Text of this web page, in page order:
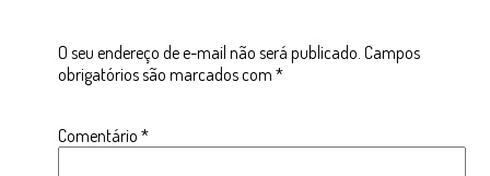
O seu endereço de e-mail não será publicado. Campos
obrigatórios são marcados com *
Comentário *